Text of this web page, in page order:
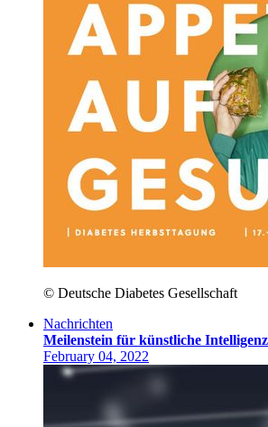
© Deutsche Diabetes Gesellschaft
Nachrichten
Meilenstein für künstliche
February 04, 2022